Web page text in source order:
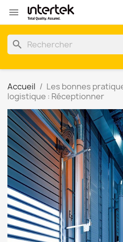

search
Accueil
Les bonnes
logistique : Réceptionner